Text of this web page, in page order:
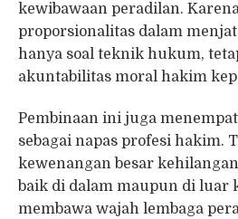
kewibawaan peradilan.
proporsionalitas dalam
hanya soal teknik hukum,
akuntabilitas moral hakim
Pembinaan ini juga
sebagai napas profesi hakim.
kewenangan besar
baik di dalam maupun di luar
membawa wajah lembaga